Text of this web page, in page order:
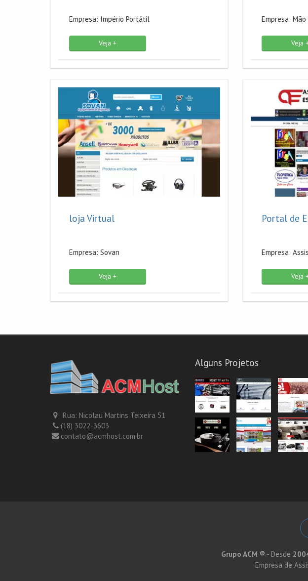
Empresa: Império Portátil
Veja +
Empresa:
Veja
loja Virtual
Empresa: Sovan
Veja +
Portal de
Empresa:
Veja
Rua: Nicolau Martins Teixeira 51
(18) 3022-3603
contato@acmhost.com.br
Alguns Projetos
Grupo ACM ® - Desde
Empresa de